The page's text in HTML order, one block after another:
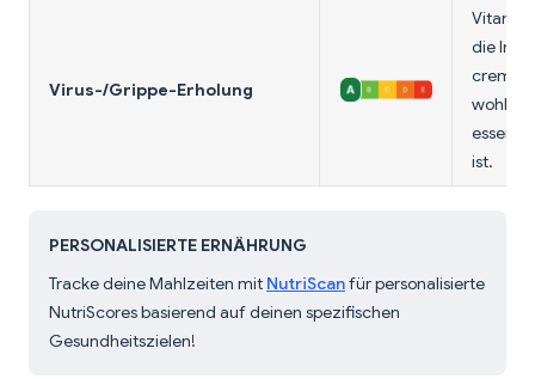
Virus-/Grippe-Erholung
Vitamin
die
essen,
ist.
PERSONALISIERTE ERNÄHRUNG
Tracke deine Mahlzeiten mit NutriScanfür personalisierte
NutriScores basierend auf deinen spezifischen
Gesundheitszielen!